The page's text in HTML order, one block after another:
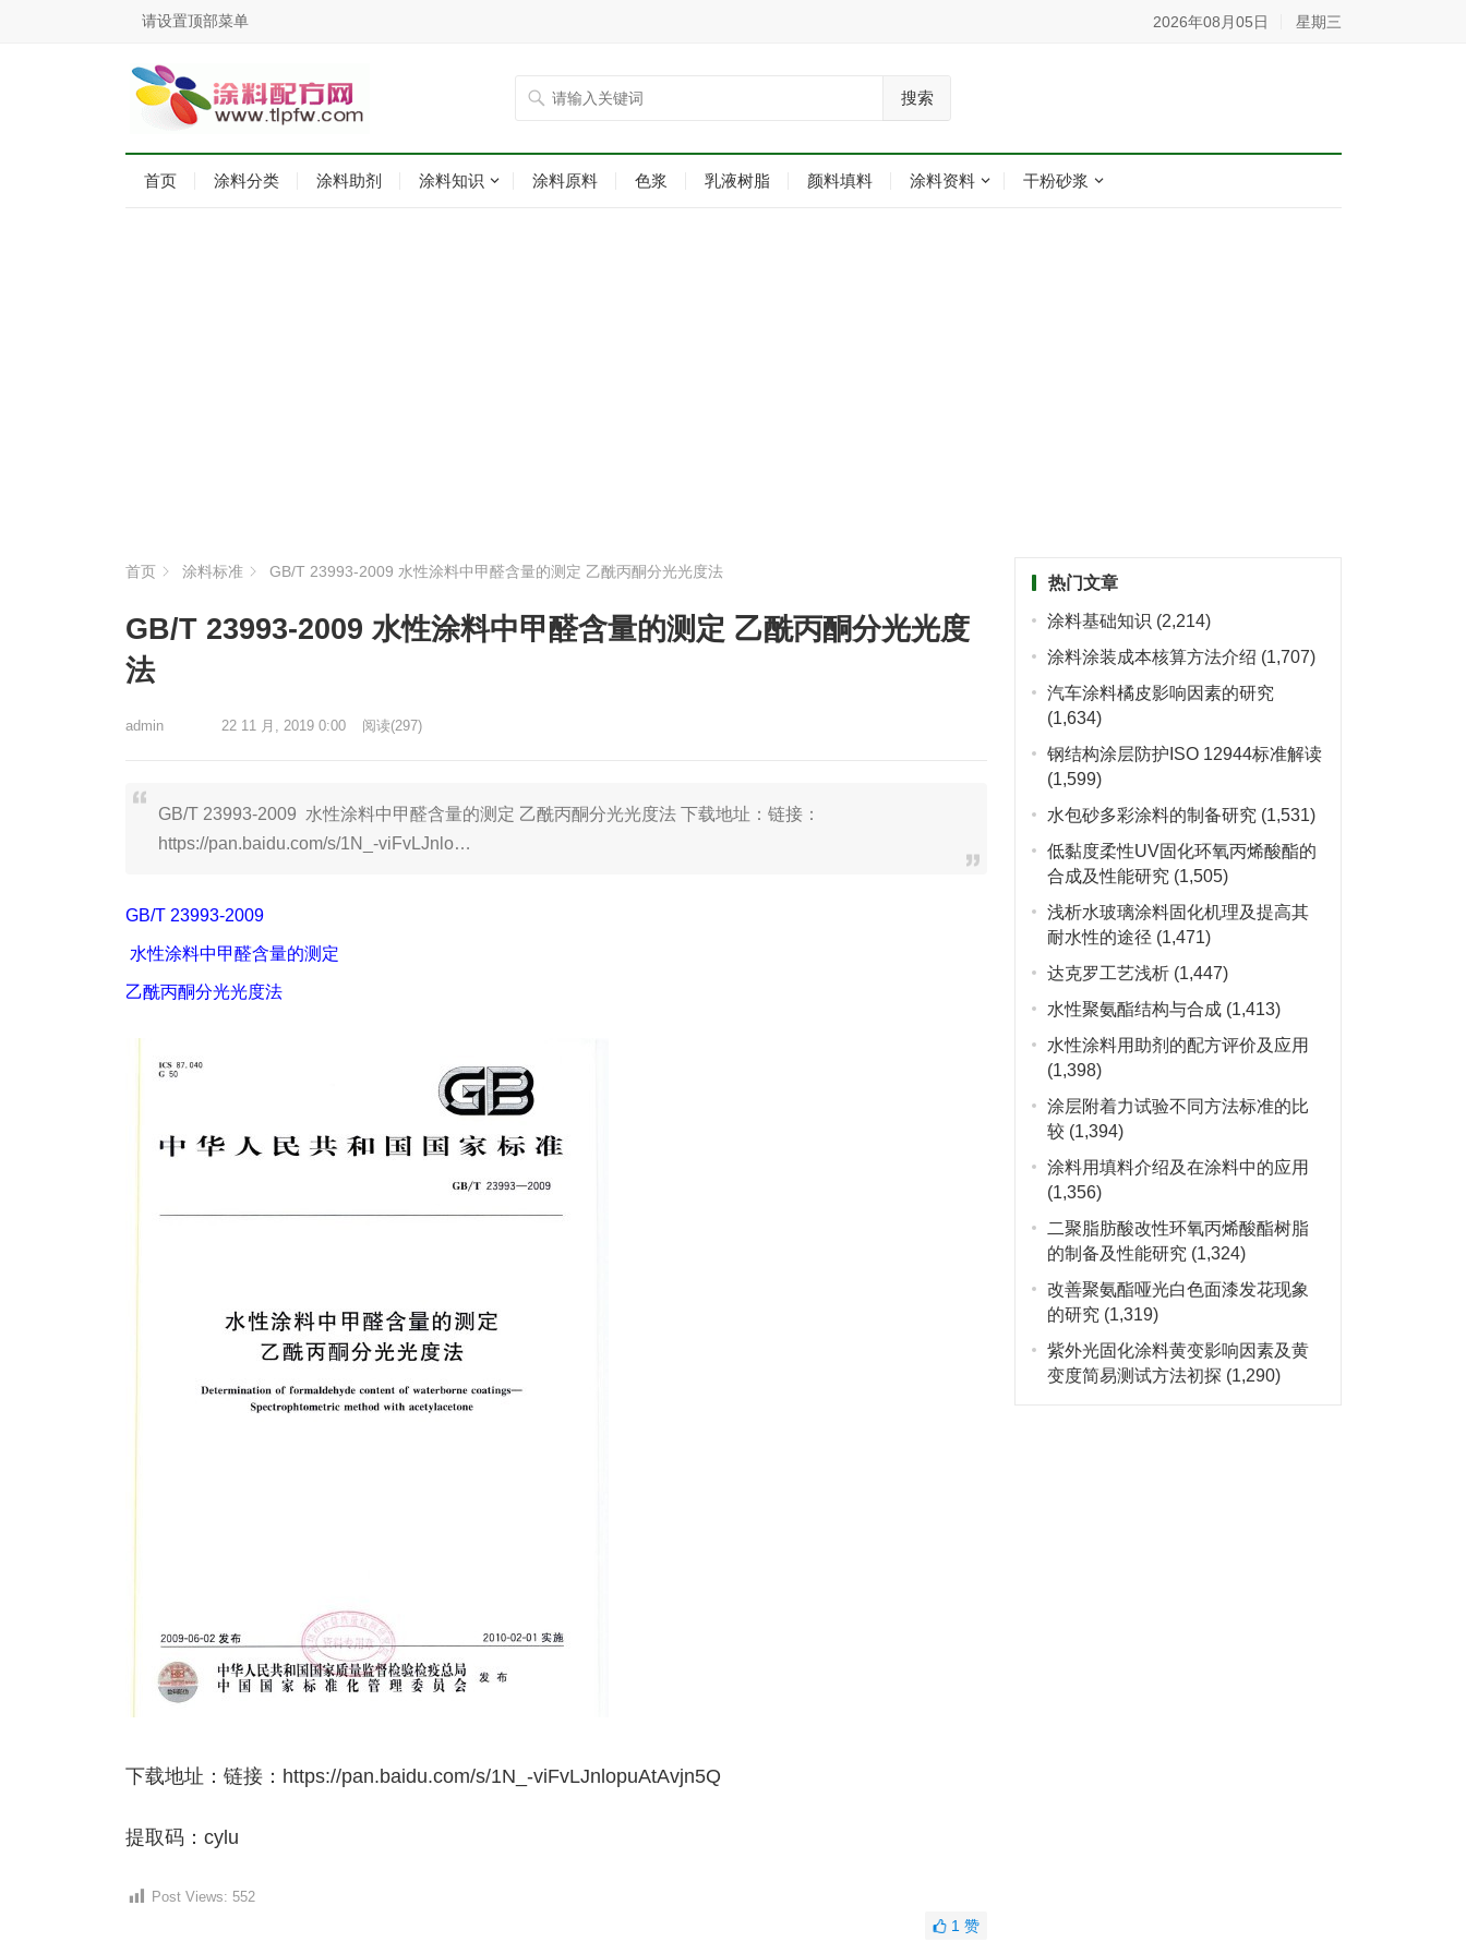
请设置顶部菜单 2026年08月05日 星期三
搜索
首页 涂料分类 涂料助剂 涂料知识 涂料原料 色浆 乳液树脂 颜料填料 涂料资料 干粉砂浆
首页 涂料标准 GB/T 23993-2009 水性涂料中甲醛含量的测定 乙酰丙酮分光光度法
GB/T 23993-2009 水性涂料中甲醛含量的测定 乙酰丙酮分光光度
法
admin 22 11 月, 2019 0:00 阅读(297)
GB/T 23993-2009 水性涂料中甲醛含量的测定 乙酰丙酮分光光度法 下载地址：链接：
https://pan.baidu.com/s/1N_-viFvLJnlo…
GB/T 23993-2009
水性涂料中甲醛含量的测定
乙酰丙酮分光光度法
下载地址：链接：https://pan.baidu.com/s/1N_-viFvLJnlopuAtAvjn5Q
提取码：cylu
Post Views: 552
1 赞
热门文章
涂料基础知识 (2,214)
涂料涂装成本核算方法介绍 (1,707)
汽车涂料橘皮影响因素的研究
(1,634)
钢结构涂层防护ISO 12944标准解读
(1,599)
水包砂多彩涂料的制备研究 (1,531)
低黏度柔性UV固化环氧丙烯酸酯的
合成及性能研究 (1,505)
浅析水玻璃涂料固化机理及提高其
耐水性的途径 (1,471)
达克罗工艺浅析 (1,447)
水性聚氨酯结构与合成 (1,413)
水性涂料用助剂的配方评价及应用
(1,398)
涂层附着力试验不同方法标准的比
较 (1,394)
涂料用填料介绍及在涂料中的应用
(1,356)
二聚脂肪酸改性环氧丙烯酸酯树脂
的制备及性能研究 (1,324)
改善聚氨酯哑光白色面漆发花现象
的研究 (1,319)
紫外光固化涂料黄变影响因素及黄
变度简易测试方法初探 (1,290)